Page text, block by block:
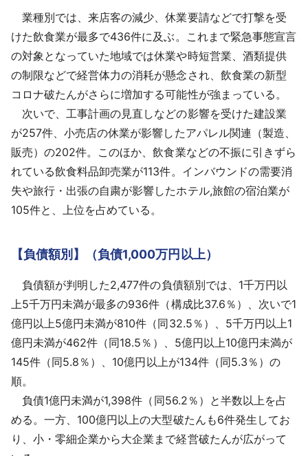
業種別では、来店客の減少、休業要請などで打撃を受
けた飲食業が最多で436件に及ぶ。これまで緊急事態宣言
の対象となっていた地域では休業や時短営業、酒類提供
の制限などで経営体力の消耗が懸念され、飲食業の新型
コロナ破たんがさらに増加する可能性が強まっている。
次いで、工事計画の見直しなどの影響を受けた建設業
が257件、小売店の休業が影響したアパレル関連（製造、
販売）の202件。このほか、飲食業などの不振に引きずら
れている飲食料品卸売業が113件。インバウンドの需要消
失や旅行・出張の自粛が影響したホテル,旅館の宿泊業が
105件と、上位を占めている。
【負債額別】（負債1,000万円以上）
負債額が判明した2,477件の負債額別では、1千万円以
上5千万円未満が最多の936件（構成比37.6％）、次いで1
億円以上5億円未満が810件（同32.5％）、5千万円以上1
億円未満が462件（同18.5％）、5億円以上10億円未満が
145件（同5.8％）、10億円以上が134件（同5.3％）の
順。
負債1億円未満が1,398件（同56.2％）と半数以上を占
める。一方、100億円以上の大型破たんも6件発生してお
り、小・零細企業から大企業まで経営破たんが広がって